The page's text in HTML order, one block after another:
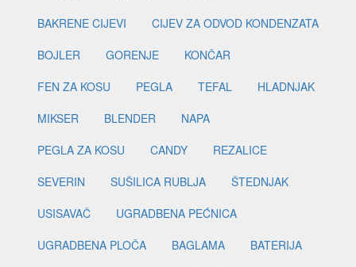
BAKRENE CIJEVI
CIJEV ZA ODVOD KONDENZATA
BOJLER
GORENJE
KONČAR
FEN ZA KOSU
PEGLA TEFAL
HLADNJAK
MIKSER
BLENDER
NAPA
PEGLA ZA KOSU
CANDY
REZALICE
SEVERIN
SUŠILICA RUBLJA
ŠTEDNJAK
USISAVAČ
UGRADBENA PEĆNICA
UGRADBENA PLOČA
BAGLAMA
BATERIJA